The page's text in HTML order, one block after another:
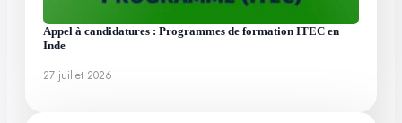
Appel à candidatures : Programmes de formation ITEC en
Inde
27 juillet 2026